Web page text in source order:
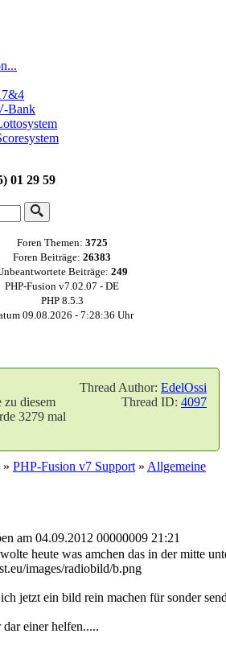
Bank
01 29 59
Foren Themen: 3725
Foren Beiträge: 26383
Beiträge: 249
PHP-Fusion v7.02.07 - DE
PHP 8.5.3
09.08.2026 - 7:28:37 Uhr
Thread Author: EdelOssi
Thread ID: 4097
zu diesem
3279 mal
» PHP-Fusion v7 Support » Allgemeine
am 04.09.2012 00000009 21:21
heute was amchen das in der mitte
jetzt ein bild rein machen für sonder
einer helfen.....